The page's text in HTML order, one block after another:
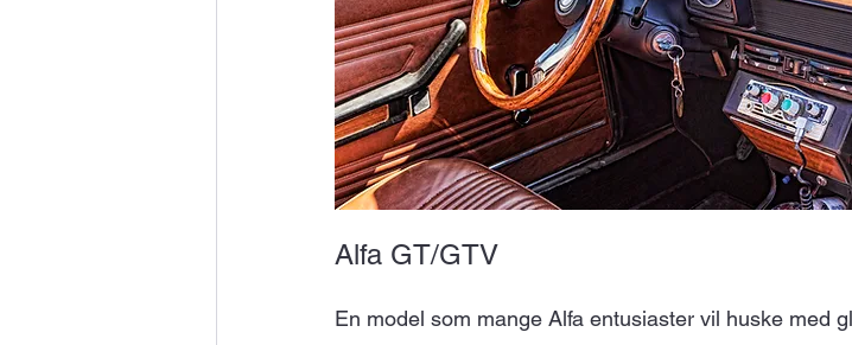
Alfa GT/GTV
En model som mange Alfa entusiaster vil huske med